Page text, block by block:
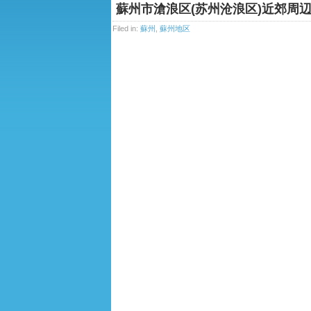
蘇州市滄浪区(苏州沧浪区)近郊周
Filed in: 蘇州 蘇州地区